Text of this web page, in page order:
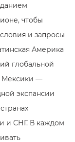
чтобы
и запросы
Америка
глобальной
Мексики —
экспансии
и СНГ. В каждом